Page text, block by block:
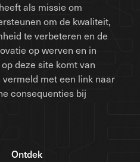
als missie om
om de kwaliteit,
te verbeteren en de
op werven en in
deze site komt van
met een link naar
consequenties bij
Ontdek